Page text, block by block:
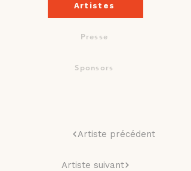
Artistes
Presse
Sponsors
Artiste précédent
Artiste suivant